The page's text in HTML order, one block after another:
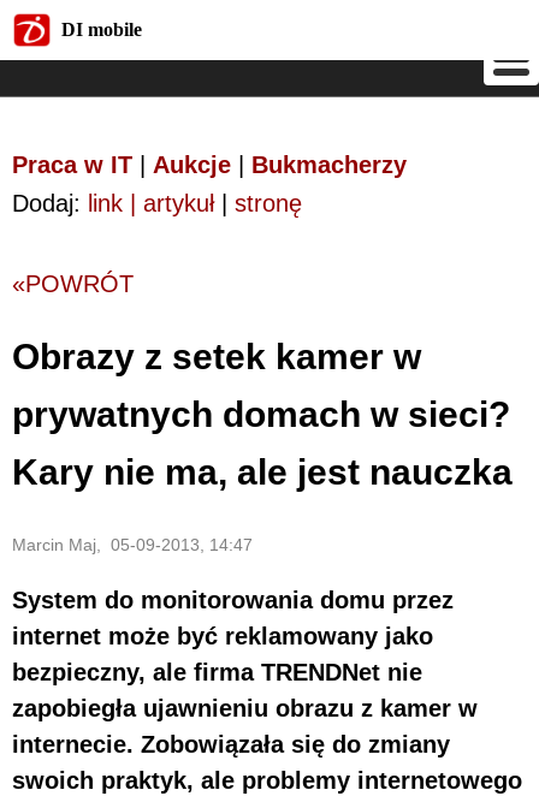
DI mobile
Praca w IT Aukcje
Bukmacherzy
Dodaj: link | artykuł| stronę
«POWRÓT
Obrazy z setek kamer w
prywatnych domach w sieci?
Kary nie ma, ale jest nauczka
Marcin Maj, 05-09-2013, 14:47
System do monitorowania domu przez
internet może być reklamowany jako
bezpieczny, ale firma TRENDNet nie
zapobiegła ujawnieniu obrazu z kamer w
internecie. Zobowiązała się do zmiany
swoich praktyk, ale problemy internetowego
DI mobile